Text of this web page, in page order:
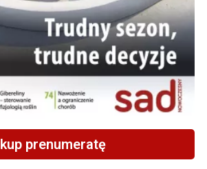
kup prenumeratę